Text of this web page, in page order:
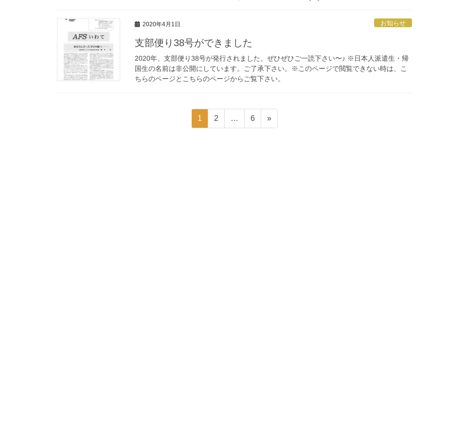
2020年4月1日 お知らせ
支部便り38号ができました
2020年、支部便り38号が発行されました。ぜひぜひご一読下さい〜♪ ※日本人派遣生・帰
国生の名前は非公開にしています。ご了承下さい。※このページで閲覧できない時は、こ
ちらのページとこちらのページからご覧下さい。
固
定
1
固
定
2 …
固
定
6 »